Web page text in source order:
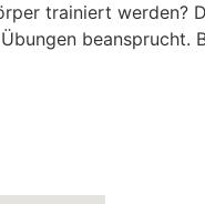
trainiert werden?